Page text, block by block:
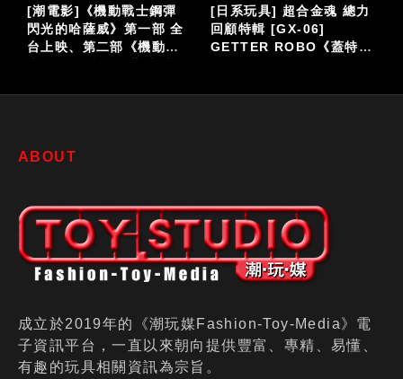
[潮電影]《機動戰士鋼彈
閃光的哈薩威》第一部 全
台上映、第二部《機動戰
[日系玩具] 超合金魂 總力
回顧特輯 [GX-06]
GETTER ROBO《蓋特機
ABOUT
成立於2019年的《潮玩媒Fashion-Toy-Media》電
子資訊平台，一直以來朝向提供豐富、專精、易懂、
有趣的玩具相關資訊為宗旨。